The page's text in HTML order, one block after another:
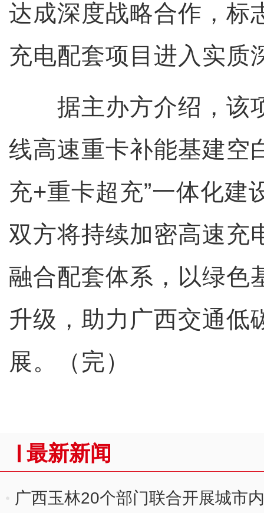
达成深度战略合作，标
充电配套项目进入实质
据主办方介绍，该
线高速重卡补能基建空
充+重卡超充”一体化建
双方将持续加密高速充
融合配套体系，以绿色
升级，助力广西交通低
展。（完）
最新新闻
广西玉林20个部门联合开展城市